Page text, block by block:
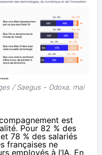
/ Saegus – Odoxa, mai
est
Pour 82 % des
78 % des salariés
françaises ne
employés à l’IA. En